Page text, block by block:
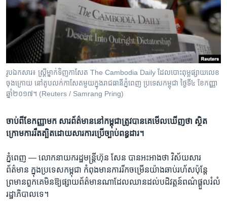
ទំព័រ​
រំលង​
ទៅ​
កាន់​
ស្វែង​
រក
កម្មវិធីទាំងអស់
Khmer English
បណ្តាញ​សង្គម
រូប​ឯកសារ៖ ស្ត្រីម្នាក់​​ទិញ​កាសែត​ The Cambodia Daily ដែល​បោះពុម្ព​ផ្សាយ​លេខ​
ចុងក្រោយ​ នៅ​តូប​លក់​កាសែត​មួយ​ក្នុង​រាជធានី​ភ្នំពេញ​ ប្រទេស​កម្ពុជា​ ថ្ងៃទី៤​ ខែ​កញ្ញា​
ឆ្នាំ២០១៧។​ (Reuters / Samrang Pring)
ចាប់​ពី​ខែ​កញ្ញា​មក​ សារ​ព័ត៌មាន​នៅ​កម្ពុជា​ត្រូវ​បាន​គេ​មើល​ឃើញ​ថា​ ​ស្ថិត​
ក្រោម​ការ​រឹតត្បិត​ដោយ​សារ​ការ​ប្រើ​ច្បាប់​ពន្ធដារ។
ភ្នំពេញ — លោក​នាយករដ្ឋមន្ត្រី​ហ៊ុន សែន​ ​បាន​អះអាង​ថា​ វិស័យ​សារ
ព័ត៌មាន​ ​ក្នុង​ប្រទេស​កម្ពុជា​ កំពុង​មាន​ការ​រីកចម្រើន​យ៉ាង​ឆាប់​រហ័ស​ប៉ុន្តែ​
ព្រមាន​ពួកគេ​មិន​ឱ្យ​ផ្សាយ​ព័ត៌មាន​ណា​ដែល​ឈាន​ដល់​បដិវត្តន៍​ពណ៌​ផ្តួល​រំលំ​
រដ្ឋាភិបាល​ទេ។